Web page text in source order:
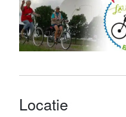
Locatie